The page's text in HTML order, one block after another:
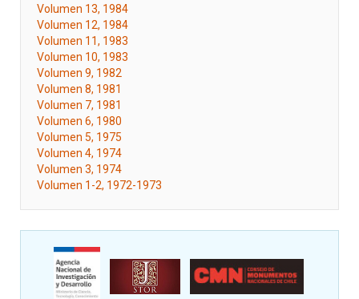
Volumen 13, 1984
Volumen 12, 1984
Volumen 11, 1983
Volumen 10, 1983
Volumen 9, 1982
Volumen 8, 1981
Volumen 7, 1981
Volumen 6, 1980
Volumen 5, 1975
Volumen 4, 1974
Volumen 3, 1974
Volumen 1-2, 1972-1973